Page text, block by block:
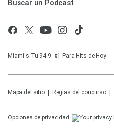
Buscar un Podcast
Miami's Tu 94.9: #1 Para Hits de Hoy
Mapa del sitio Reglas del concurso
Opciones de privacidad